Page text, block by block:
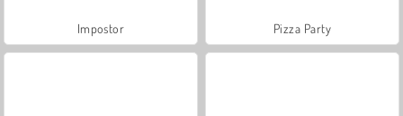
Impostor Pizza Party